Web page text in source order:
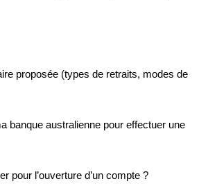
proposée (types de retraits, modes de
banque australienne pour effectuer une
pour l’ouverture d’un compte ?